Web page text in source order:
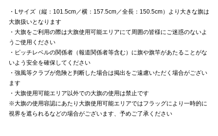
・Lサイズ（縦：101.5cm／横：157.5cm／全長：150.5cm）より大きな旗は
大旗扱いとなります
・大旗をご利用の際は大旗使用可能エリアにて周囲の皆様にご迷惑のないよ
うご使用ください
・ピッチレベルの関係者（報道関係者等含む）に旗や旗竿があたることがな
いよう安全を確保してください
・強風等クラブが危険と判断した場合は掲出をご遠慮いただく場合がござい
ます
・大旗使用可能エリア以外での大旗の使用は禁止です
※大旗の使用容認にあたり大旗使用可能エリアではフラッグにより一時的に
視界を遮られるなどの場合がございます、予めご了承ください